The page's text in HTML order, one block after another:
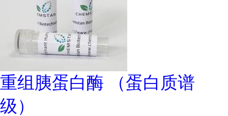
重组胰蛋白酶 （蛋白质谱
级）